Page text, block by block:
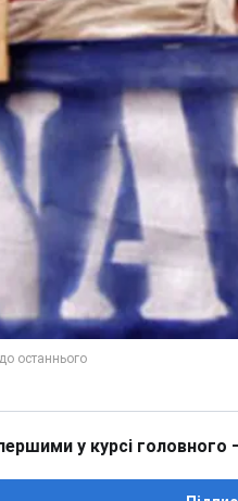
у курсі головного